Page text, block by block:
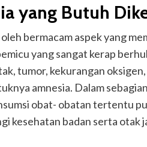
yang Butuh
bermacam aspek yang
yang sangat kerap
tumor, kekurangan
amnesia. Dalam
obat- obatan tertentu
kesehatan badan serta